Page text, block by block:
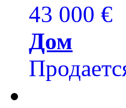
43 000 €
Дом